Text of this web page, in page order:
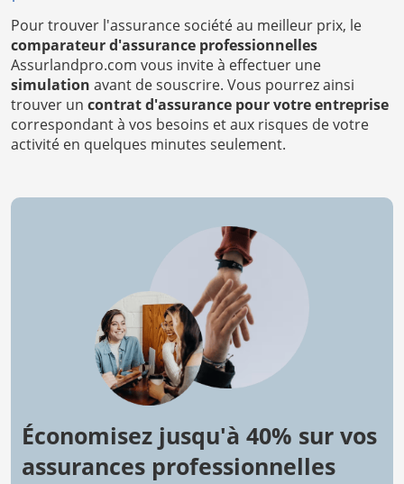
Pour trouver l'assurance société au meilleur prix, le
comparateur d'assurance professionnelles
Assurlandpro.com vous invite à effectuer une
simulation avant de souscrire. Vous pourrez ainsi
trouver un contrat d'assurance pour votre entreprise
correspondant à vos besoins et aux risques de votre
activité en quelques minutes seulement.
Économisez jusqu'à 40% sur vos
assurances professionnelles